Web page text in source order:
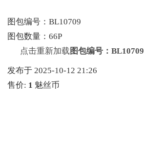
图包编号：BL10709
图包数量：66P
点击重新加载 图包编号：BL10709
发布于 2025-10-12 21:26
售价: 1 魅丝币